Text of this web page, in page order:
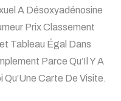
A Désoxyadénosine
Prix Classement
Tableau Égal Dans
Parce Qu’Il Y A
Carte De Visite.